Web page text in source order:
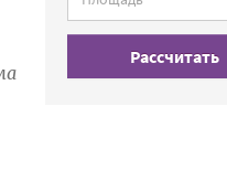
Рассчитать